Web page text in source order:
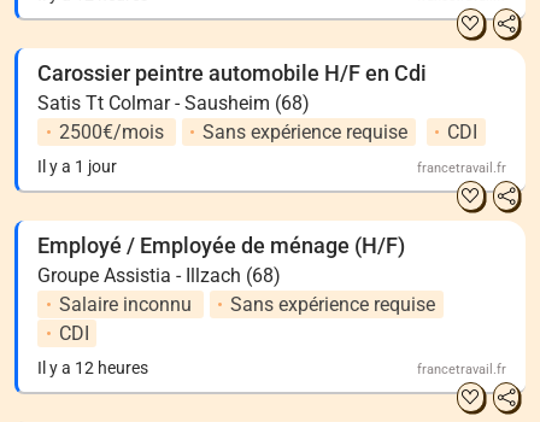
Carossier peintre automobile H/F en Cdi
Satis Tt Colmar - Sausheim (68)
2500€/mois
Sans expérience requise CDI
Il y a 1 jour francetravail.fr
Employé / Employée de ménage (H/F)
Groupe Assistia - Illzach (68)
Salaire inconnu
Sans expérience requise
CDI
Il y a 12 heures francetravail.fr